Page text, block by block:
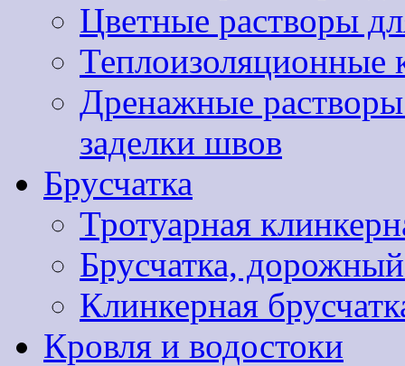
Цветные растворы
Теплоизоляционные
Дренажные
заделки швов
Брусчатка
Тротуарная
Брусчатка,
Клинкерная
Кровля и водостоки